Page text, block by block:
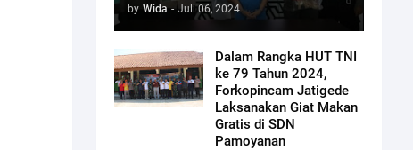
by Wida - Juli 06, 2024
Dalam Rangka HUT TNI
ke 79 Tahun 2024,
Forkopincam Jatigede
Laksanakan Giat Makan
Gratis di SDN
Pamoyanan